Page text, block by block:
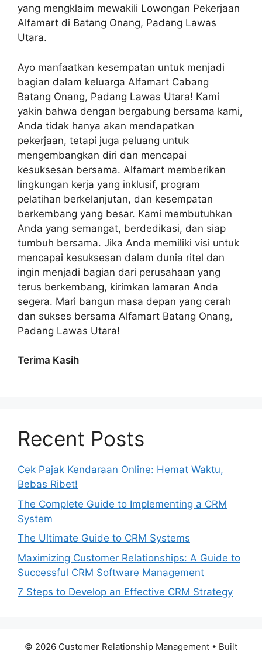
yang mengklaim mewakili Lowongan Pekerjaan
Alfamart di Batang Onang, Padang Lawas
Utara.
Ayo manfaatkan kesempatan untuk menjadi
bagian dalam keluarga Alfamart Cabang
Batang Onang, Padang Lawas Utara! Kami
yakin bahwa dengan bergabung bersama kami,
Anda tidak hanya akan mendapatkan
pekerjaan, tetapi juga peluang untuk
mengembangkan diri dan mencapai
kesuksesan bersama. Alfamart memberikan
lingkungan kerja yang inklusif, program
pelatihan berkelanjutan, dan kesempatan
berkembang yang besar. Kami membutuhkan
Anda yang semangat, berdedikasi, dan siap
tumbuh bersama. Jika Anda memiliki visi untuk
mencapai kesuksesan dalam dunia ritel dan
ingin menjadi bagian dari perusahaan yang
terus berkembang, kirimkan lamaran Anda
segera. Mari bangun masa depan yang cerah
dan sukses bersama Alfamart Batang Onang,
Padang Lawas Utara!
Terima Kasih
Recent Posts
Cek Pajak Kendaraan Online: Hemat Waktu,
Bebas Ribet!
The Complete Guide to Implementing a CRM
System
The Ultimate Guide to CRM Systems
Maximizing Customer Relationships: A Guide to
Successful CRM Software Management
7 Steps to Develop an Effective CRM Strategy
© 2026 Customer Relationship Management • Built